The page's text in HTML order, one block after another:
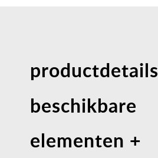
productdetails
beschikbare
elementen +